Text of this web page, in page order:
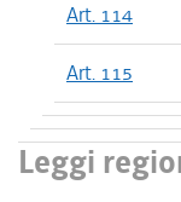
Art. 114
Art. 115
Leggi